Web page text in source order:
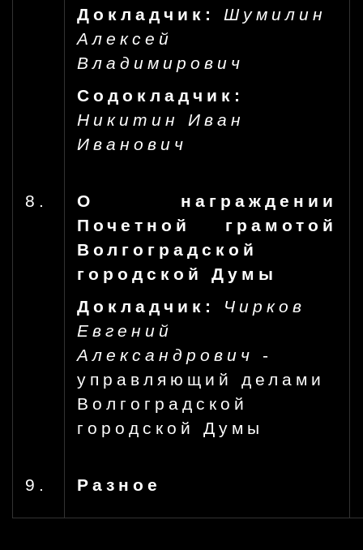
Докладчик: Шумилин
Алексей
Владимирович
Содокладчик:
Никитин Иван
Иванович
8.
О награждении
Почетной грамотой
Волгоградской
городской Думы
Докладчик: Чирков
Евгений
Александрович
-
управляющий делами
Волгоградской
городской Думы
9. Разное